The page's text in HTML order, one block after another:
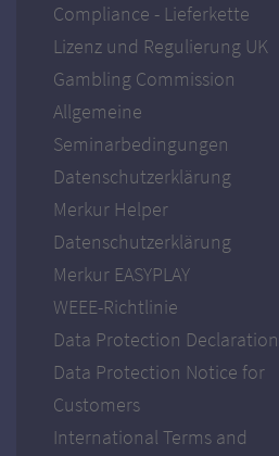
Compliance - Lieferkette
Lizenz und Regulierung UK
Gambling Commission
Allgemeine
Seminarbedingungen
Datenschutzerklärung
Merkur Helper
Datenschutzerklärung
Merkur EASYPLAY
WEEE-Richtlinie
Data Protection Declaration
Data Protection Notice for
Customers
International Terms and